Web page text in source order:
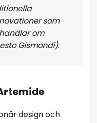
som
om
Gismondi).
design och